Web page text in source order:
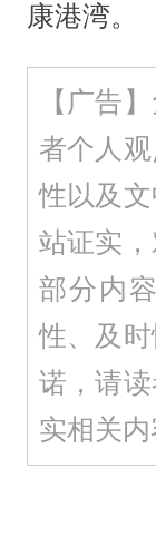
康港湾。
【广告
者个人
性以及
站证实
部分内
性、及
诺，请
实相关内